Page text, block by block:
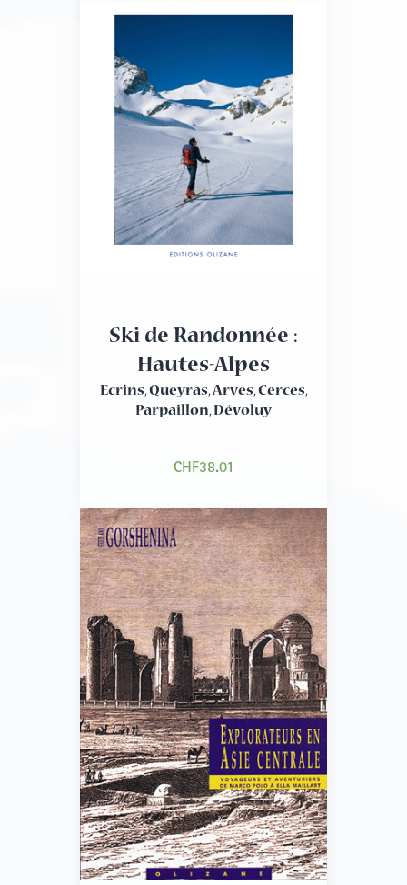
plus courantes, cet ouvrage contient aussi une
iconographie en couleurs des 200 principaux
composants de la phytothérapie chinoise et détaille
leurs applications.n
Ski de Randonnée :
Hautes-Alpes
Ecrins, Queyras, Arves, Cerces,
Parpaillon, Dévoluy
CHF38.01